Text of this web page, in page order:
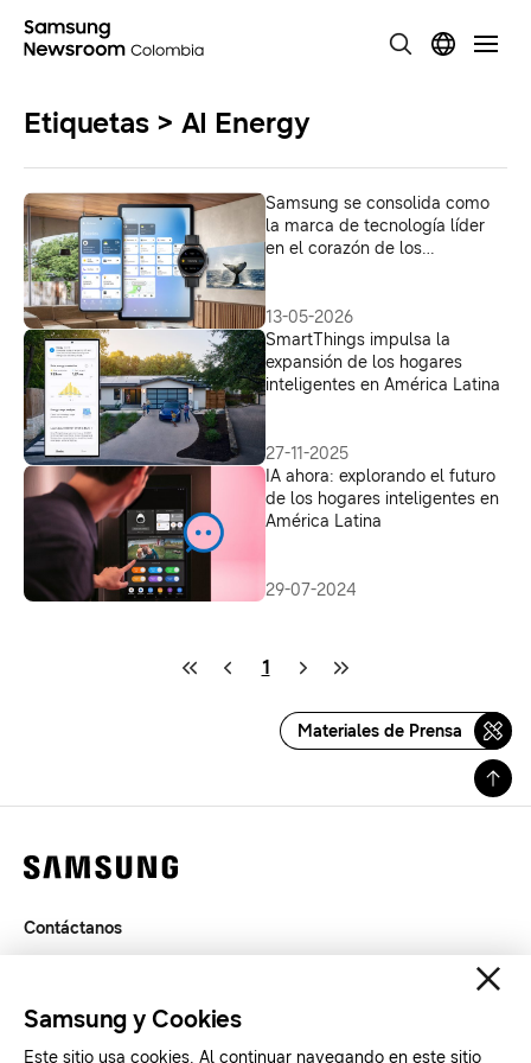
Etiquetas > AI Energy
Samsung se consolida como
la marca de tecnología líder
en el corazón de los
13-05-2026
SmartThings impulsa la
expansión de los hogares
inteligentes en América Latina
27-11-2025
IA ahora: explorando el futuro
de los hogares inteligentes en
América Latina
29-07-2024
1
Materiales de Prensa
Contáctanos
SAMSUNG.COM
Samsung y Cookies
Este sitio usa cookies. Al continuar navegando en este sitio